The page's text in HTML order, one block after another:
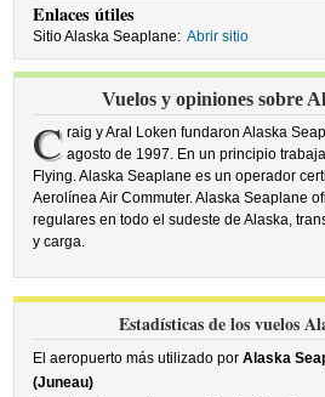
Enlaces útiles
Sitio Alaska Seaplane: Abrir sitio
Vuelos y opiniones sobre
C raig y Aral Loken fundaron Alaska
agosto de 1997. En un principio
Flying. Alaska Seaplane es un operador
Aerolínea Air Commuter. Alaska Seaplane
regulares en todo el sudeste de Alaska,
y carga.
Estadísticas de los vuelos
El aeropuerto más utilizado porAlaska
(Juneau)